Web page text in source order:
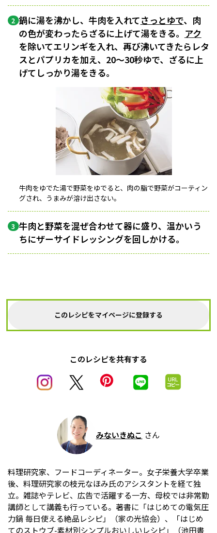
2 鍋に湯を沸かし、牛肉を入れてさっとゆで、肉
の色が変わったらざるに上げて湯をきる。 アク
を除いてエリンギを入れ、再び沸いてきたらレタ
スとパプリカを加え、20〜30秒ゆで、ざるに上
げてしっかり湯をきる。
牛肉をゆでた湯で野菜をゆでると、肉の脂で野菜がコーティン
グされ、うまみが溶け出さない。
3 牛肉と野菜を混ぜ合わせて器に盛り、温かいう
ちにザーサイドレッシングを回しかける。
このレシピをマイページに登録する
このレシピを共有する
みないきぬこ さん
料理研究家、フードコーディネーター。女子栄養大学卒業
後、料理研究家の枝元なほみ氏のアシスタントを経て独
立。雑誌やテレビ、広告で活躍する一方、母校では非常勤
講師として講義も行っている。著書に「はじめての電気圧
力鍋 毎日使える絶品レシピ」（家の光協会）、「はじめ
てのストウブ-素材別シンプルおいしいレシピ」（池田書